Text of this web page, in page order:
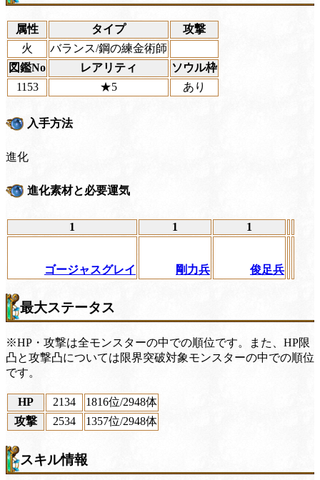
属性 タイプ
攻撃
火
バランス/鋼の練金術師
図鑑No
レアリティ
ソウル枠
1153
★5 あり
入手方法
進化
進化素材と必要運気
1 1 1
ゴージャスグレイ 剛力兵 俊足兵
最大ステータス
※HP・攻撃は全モンスターの中での順位です。また、HP限
凸と攻撃凸については限界突破対象モンスターの中での順位
です。
HP 2134 1816位/2948体
攻撃
2534 1357位/2948体
スキル情報